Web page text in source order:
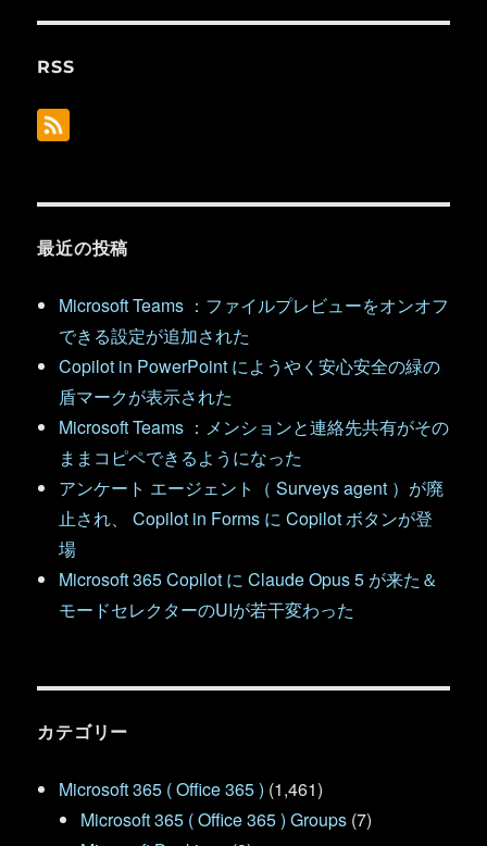
RSS
最近の投稿
Microsoft Teams ：ファイルプレビューをオンオフ
できる設定が追加された
Copilot in PowerPoint にようやく安心安全の緑の
盾マークが表示された
Microsoft Teams ：メンションと連絡先共有がその
ままコピペできるようになった
アンケート エージェント（ Surveys agent ）が廃
止され、 Copilot in Forms に Copilot ボタンが登
場
Microsoft 365 Copilot に Claude Opus 5 が来た＆
モードセレクターのUIが若干変わった
カテゴリー
Microsoft 365 ( Office 365 ) (1,461)
Microsoft 365 ( Office 365 ) Groups (7)